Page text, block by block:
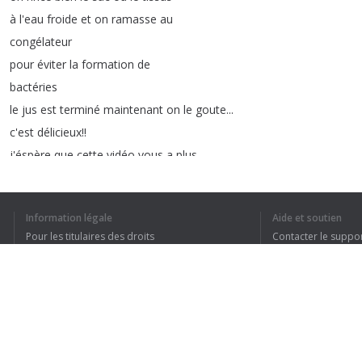
à l'eau froide et on ramasse au
congélateur
pour éviter la formation de
bactéries
le jus est terminé maintenant on le goute...
c'est délicieux!!
j'éspère que cette vidéo vous a plus
Information légale
Pour les titulaires des droits
Aide et soutien
Contacter le